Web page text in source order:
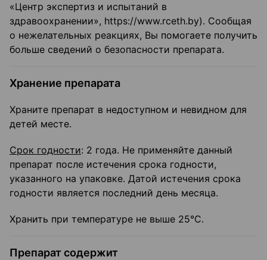
«Центр экспертиз и испытаний в
здравоохранении», https://www.rceth.by). Сообщая
о нежелательных реакциях, Вы помогаете получить
больше сведений о безопасности препарата.
Хранение препарата
Храните препарат в недоступном и невидном для
детей месте.
Срок годности: 2 года. Не применяйте данный
препарат после истечения срока годности,
указанного на упаковке. Датой истечения срока
годности является последний день месяца.
Хранить при температуре не выше 25°C.
Препарат содержит